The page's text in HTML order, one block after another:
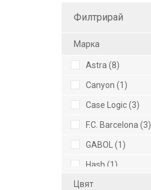
Филтрирай
Mарка
Astra (8)
Canyon (1)
Case Logic (3)
F.C. Barcelona (3)
GABOL (1)
Hash (1)
HEAD (2)
Цвят